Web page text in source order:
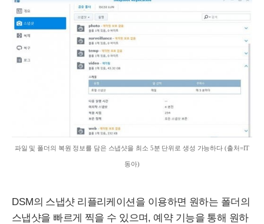
파일 및 폴더의 복원 정보를 담은 스냅샷을 최소 5분 단위로 생성 가능하다 (출처=IT
동아)
DSM의 스냅샷 리플리케이션을 이용하면 원하는 폴더의
스냅샷을 빠르게 찍을 수 있으며, 예약 기능을 통해 원하